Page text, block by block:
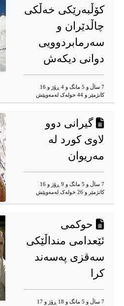
کۆڵبەرێکی خەڵکی
چاڵدێران و
سەرمابردوویی
دوانی دیکەش
7 ساڵ و 5 مانگ و 4 ڕۆژ و 16
کاتژمێر و 44 خوله‌ک له‌مه‌وپێش‌
گیرانی دوو
لاوی کورد لە
مەریوان
7 ساڵ و 5 مانگ و 9 ڕۆژ و 16
کاتژمێر و 26 خوله‌ک له‌مه‌وپێش‌
حوکمی
ئێعدامی منداڵێکی
سەقزی پەسەند
کرا
7 ساڵ و 5 مانگ و 18 ڕۆژ و 17